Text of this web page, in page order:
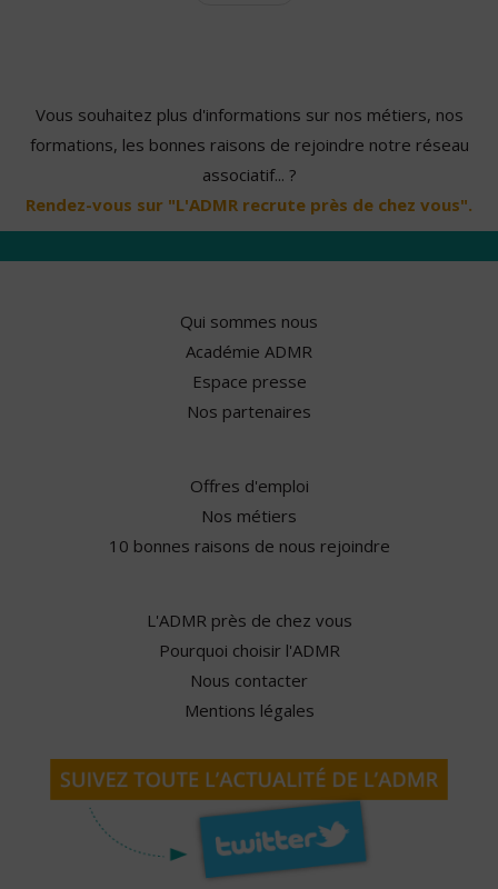
Vous souhaitez plus d'informations sur nos métiers, nos
formations, les bonnes raisons de rejoindre notre réseau
associatif... ?
Rendez-vous sur "L'ADMR recrute près de chez vous".
Qui sommes nous
Académie ADMR
Espace presse
Nos partenaires
Offres d'emploi
Nos métiers
10 bonnes raisons de nous rejoindre
L'ADMR près de chez vous
Pourquoi choisir l'ADMR
Nous contacter
Mentions légales